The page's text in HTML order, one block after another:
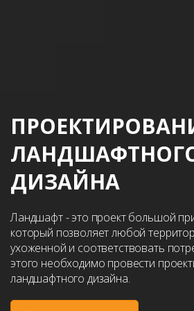
ДИЗАЙНА
Ландшафт - это проект большой
который позволяет любой
ухоженной и соответствовать
этого необходимо провести
ландшафтного дизайна.